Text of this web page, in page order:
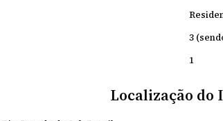
3
1
Localização do